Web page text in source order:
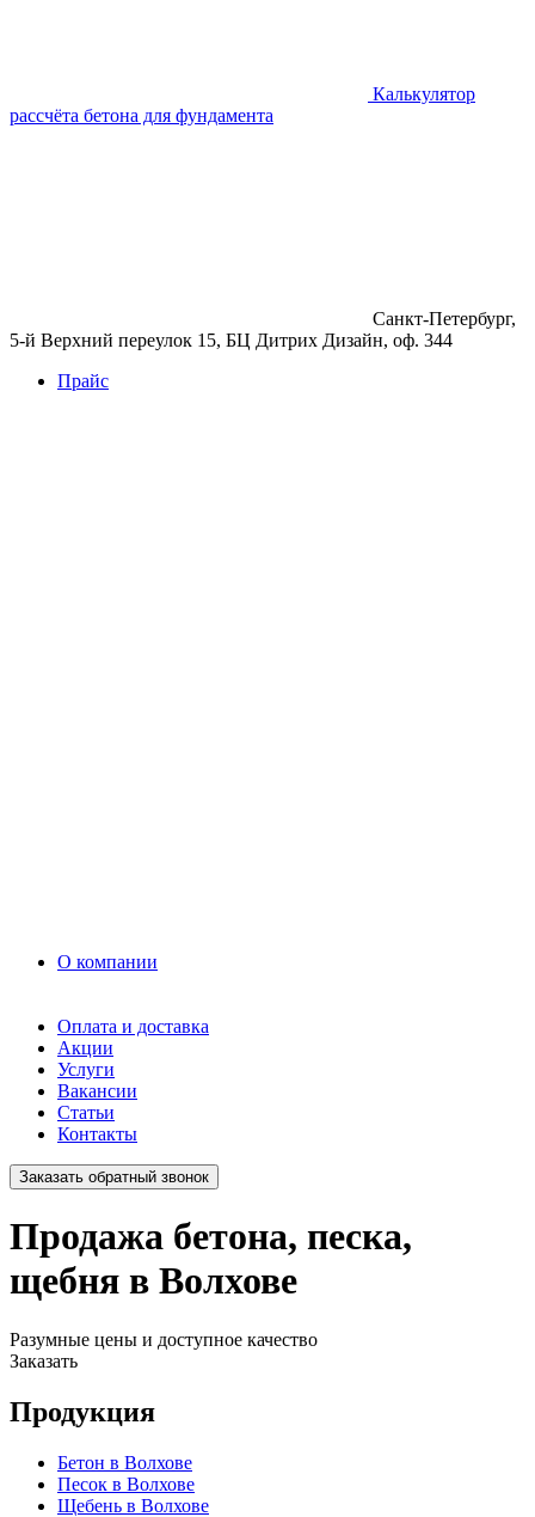
Калькулятор
рассчёта бетона для фундамента
Санкт-Петербург,
5-й Верхний переулок 15, БЦ Дитрих Дизайн, оф. 344
Прайс
О компании
Оплата и доставка
Акции
Услуги
Вакансии
Статьи
Контакты
Заказать обратный звонок
Продажа бетона, песка,
щебня в Волхове
Разумные цены и доступное качество
Заказать
Продукция
Бетон в Волхове
Песок в Волхове
Щебень в Волхове